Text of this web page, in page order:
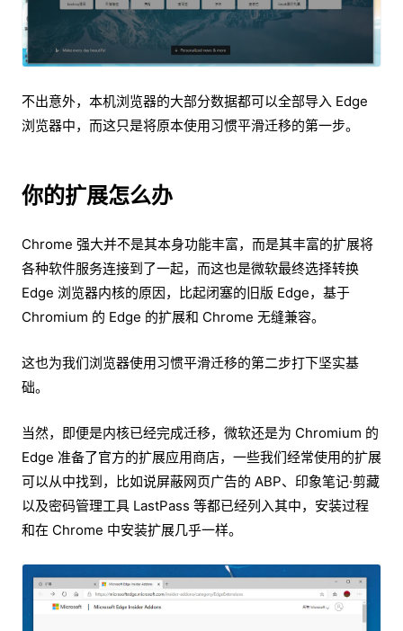
不出意外，本机浏览器的大部分数据都可以全部导入 Edge
浏览器中，而这只是将原本使用习惯平滑迁移的第一步。
你的扩展怎么办
Chrome 强大并不是其本身功能丰富，而是其丰富的扩展将
各种软件服务连接到了一起，而这也是微软最终选择转换
Edge 浏览器内核的原因，比起闭塞的旧版 Edge，基于
Chromium 的 Edge 的扩展和 Chrome 无缝兼容。
这也为我们浏览器使用习惯平滑迁移的第二步打下坚实基
础。
当然，即便是内核已经完成迁移，微软还是为 Chromium 的
Edge 准备了官方的扩展应用商店，一些我们经常使用的扩展
可以从中找到，比如说屏蔽网页广告的 ABP、印象笔记·剪藏
以及密码管理工具 LastPass 等都已经列入其中，安装过程
和在 Chrome 中安装扩展几乎一样。